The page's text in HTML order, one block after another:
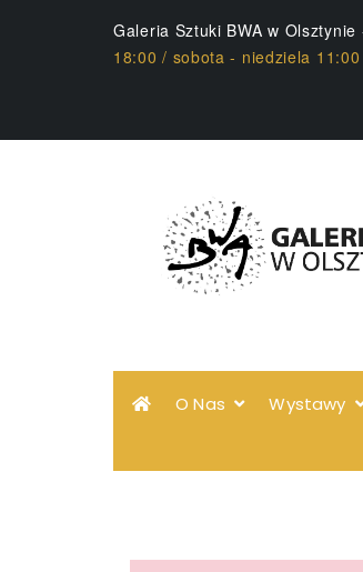
Galeria Sztuki BWA w
18:00 / sobota - niedziela
O Nas Wystawy